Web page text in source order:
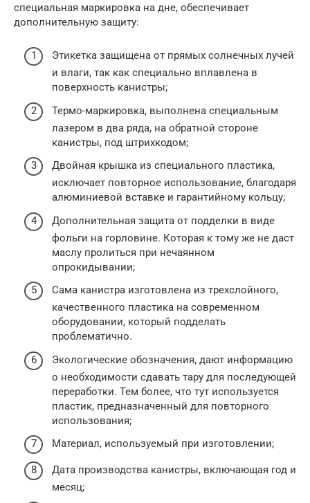
специальная маркировка на дне, обеспечивает
дополнительную защиту:
Этикетка защищена от прямых солнечных лучей
и влаги, так как специально вплавлена в
поверхность канистры;
Термо-маркировка, выполнена специальным
лазером в два ряда, на обратной стороне
канистры, под штрихкодом;
Двойная крышка из специального пластика,
исключает повторное использование, благодаря
алюминиевой вставке и гарантийному кольцу;
Дополнительная защита от подделки в виде
фольги на горловине. Которая к тому же не даст
маслу пролиться при нечаянном
опрокидывании;
Сама канистра изготовлена из трехслойного,
качественного пластика на современном
оборудовании, который подделать
проблематично.
Экологические обозначения, дают информацию
о необходимости сдавать тару для последующей
переработки. Тем более, что тут используется
пластик, предназначенный для повторного
использования;
Материал, используемый при изготовлении;
Дата производства канистры, включающая год и
месяц;